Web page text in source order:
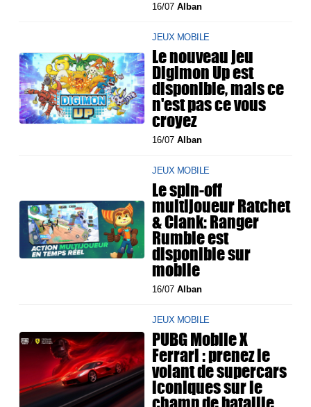
16/07Alban
JEUX MOBILE
Le nouveau jeu
Digimon Up est
disponible, mais ce
n'est pas ce vous
croyez
16/07Alban
JEUX MOBILE
Le spin-off
multijoueur Ratchet
& Clank: Ranger
Rumble est
disponible sur
mobile
16/07Alban
JEUX MOBILE
PUBG Mobile X
Ferrari : prenez le
volant de supercars
iconiques sur le